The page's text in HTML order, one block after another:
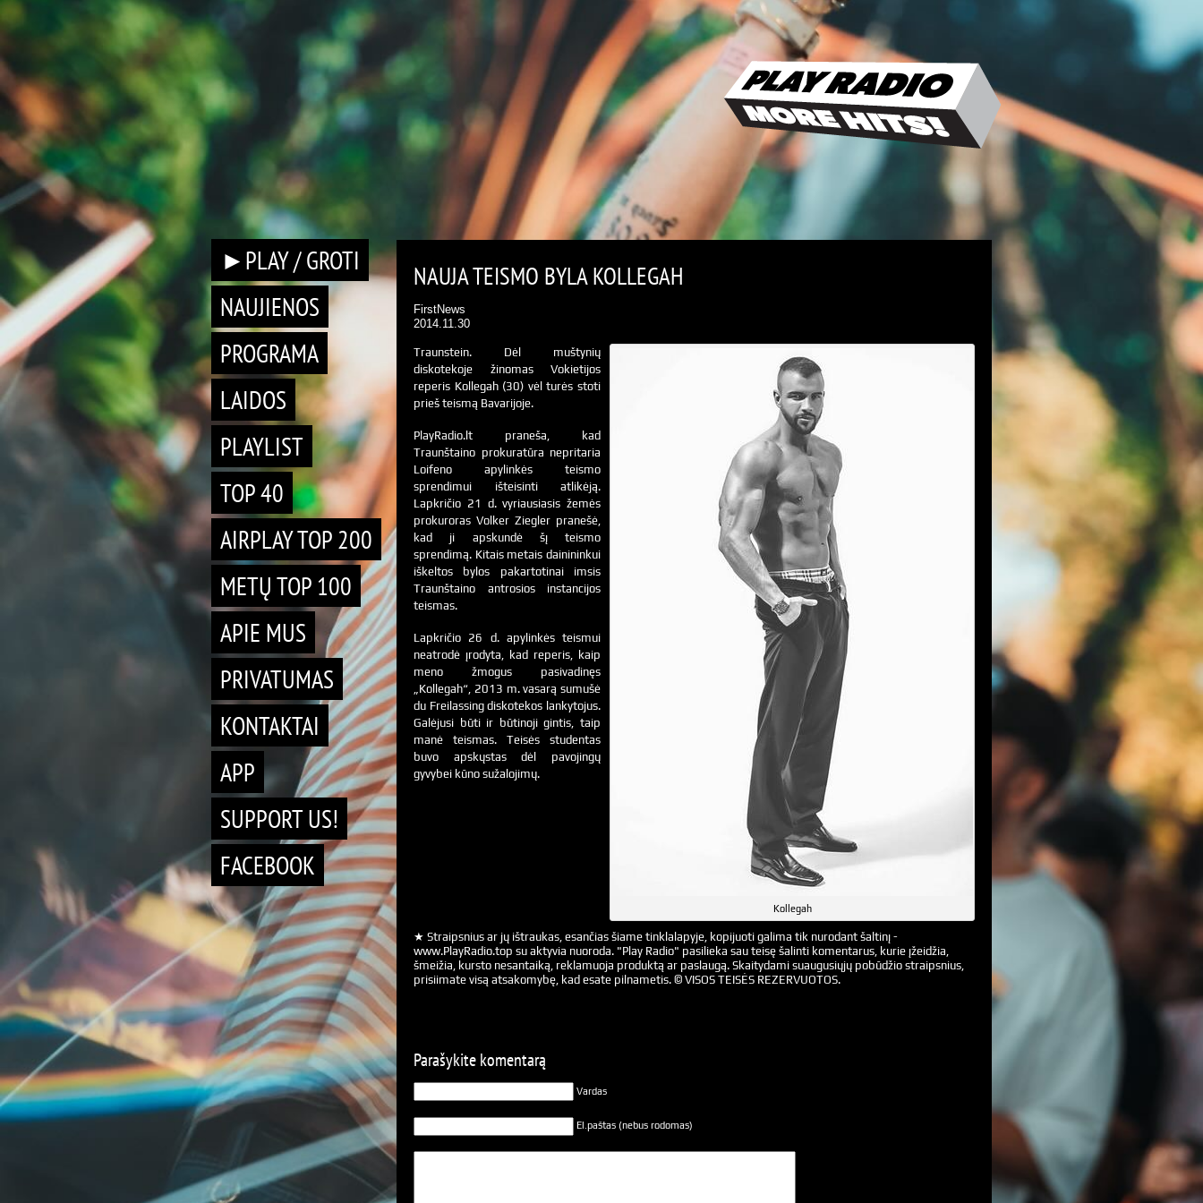
►PLAY / GROTI
NAUJIENOS
PROGRAMA
LAIDOS
PLAYLIST
TOP 40
AIRPLAY TOP 200
METŲ TOP 100
APIE MUS
PRIVATUMAS
KONTAKTAI
APP
SUPPORT US!
FACEBOOK
NAUJA TEISMO BYLA KOLLEGAH
FirstNews
2014.11.30
Kollegah
Traunstein. Dėl muštynių
diskotekoje žinomas Vokietijos
reperis Kollegah (30) vėl turės stoti
prieš teismą Bavarijoje.
PlayRadio.lt praneša, kad
Traunštaino prokuratūra nepritaria
Loifeno apylinkės teismo
sprendimui išteisinti atlikėją.
Lapkričio 21 d. vyriausiasis žemės
prokuroras Volker Ziegler pranešė,
kad ji apskundė šį teismo
sprendimą. Kitais metais dainininkui
iškeltos bylos pakartotinai imsis
Traunštaino antrosios instancijos
teismas.
Lapkričio 26 d. apylinkės teismui
neatrodė įrodyta, kad reperis, kaip
meno žmogus pasivadinęs
„Kollegah“, 2013 m. vasarą sumušė
du Freilassing diskotekos lankytojus.
Galėjusi būti ir būtinoji gintis, taip
manė teismas. Teisės studentas
buvo apskųstas dėl pavojingų
gyvybei kūno sužalojimų.
★ Straipsnius ar jų ištraukas, esančias šiame tinklalapyje, kopijuoti galima tik nurodant šaltinį -
www.PlayRadio.top su aktyvia nuoroda. "Play Radio" pasilieka sau teisę šalinti komentarus, kurie įžeidžia,
šmeižia, kursto nesantaiką, reklamuoja produktą ar paslaugą. Skaitydami suaugusiųjų pobūdžio straipsnius,
prisiimate visą atsakomybę, kad esate pilnametis. © VISOS TEISĖS REZERVUOTOS.
Parašykite komentarą
Vardas
El.paštas (nebus rodomas)